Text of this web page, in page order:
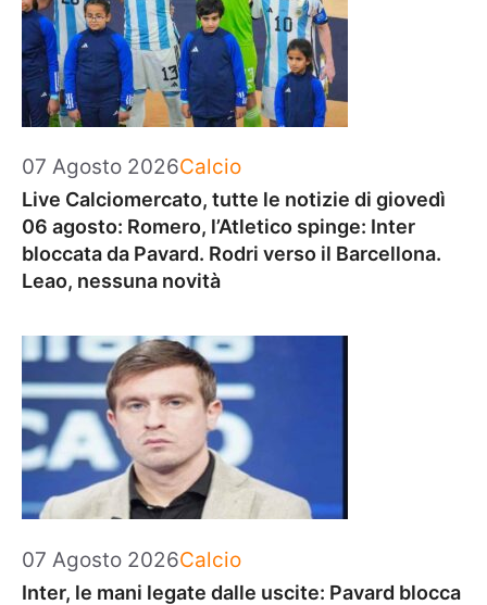
07 Agosto 2026Categorie
Calcio
Live Calciomercato, tutte le notizie di giovedì
06 agosto: Romero, l’Atletico spinge: Inter
bloccata da Pavard. Rodri verso il Barcellona.
Leao, nessuna novità
07 Agosto 2026Categorie
Calcio
Inter, le mani legate dalle uscite: Pavard blocca